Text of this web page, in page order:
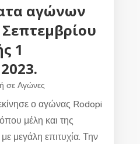
αγώνων
1
σε Αγώνες
ο αγώνας Rodopi
μέλη και της
μεγάλη επιτυχία. Την